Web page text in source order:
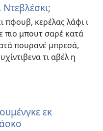
Ντεβλέσκι;
πφουβ, κερέλας λάφι ι
πιο μπουτ σαρέ κατά
πουρανέ μπρεσά,
τι αβέλ η
εκ